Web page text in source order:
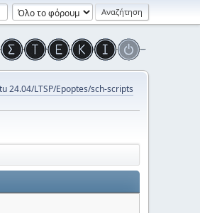
24.04/LTSP/Epoptes/sch-scripts